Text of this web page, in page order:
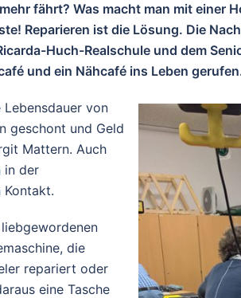
fährt? Was macht man mit einer
Reparieren ist die Lösung. Die
Huch-Realschule und dem
und ein Nähcafé ins Leben
Lebensdauer von
geschont und Geld
Mattern. Auch
in der
Kontakt.
liebgewordenen
die
repariert oder
eine Tasche